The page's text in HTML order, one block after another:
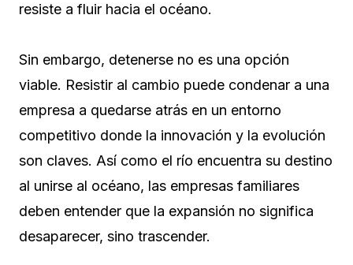
resiste a fluir hacia el océano.
Sin embargo, detenerse no es una opción
viable. Resistir al cambio puede condenar a una
empresa a quedarse atrás en un entorno
competitivo donde la innovación y la evolución
son claves. Así como el río encuentra su destino
al unirse al océano, las empresas familiares
deben entender que la expansión no significa
desaparecer, sino trascender.